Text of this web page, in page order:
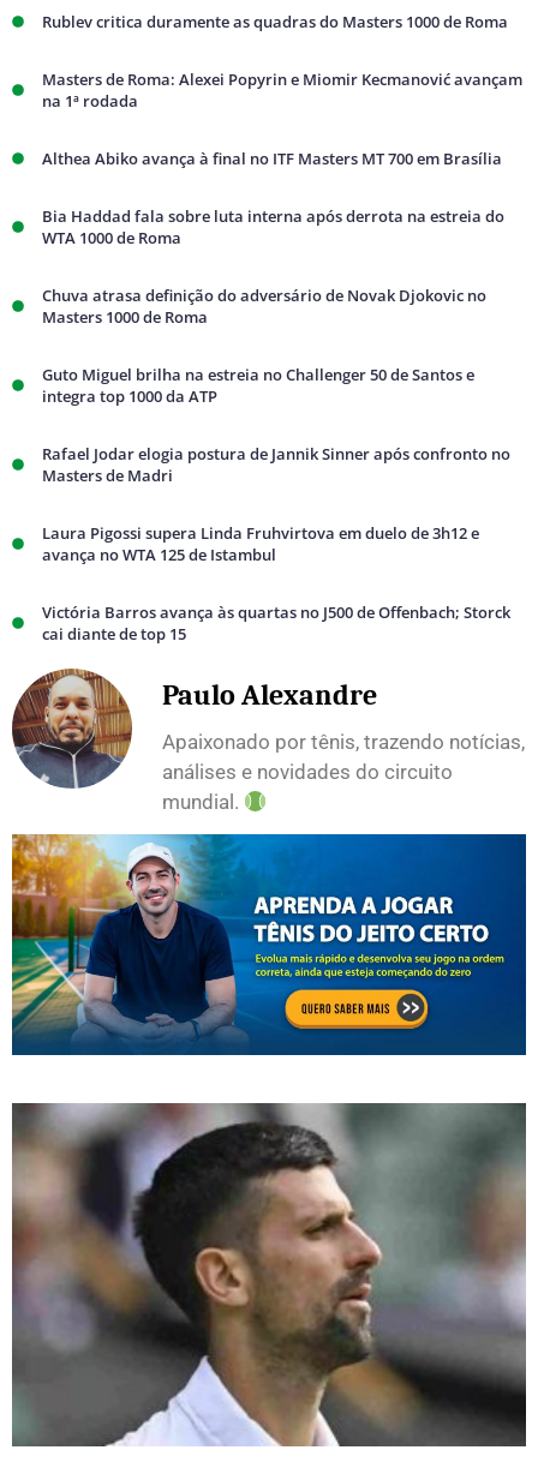
Rublev critica duramente as quadras do Masters 1000 de Roma
Masters de Roma: Alexei Popyrin e Miomir Kecmanović avançam
na 1ª rodada
Althea Abiko avança à final no ITF Masters MT 700 em Brasília
Bia Haddad fala sobre luta interna após derrota na estreia do
WTA 1000 de Roma
Chuva atrasa definição do adversário de Novak Djokovic no
Masters 1000 de Roma
Guto Miguel brilha na estreia no Challenger 50 de Santos e
integra top 1000 da ATP
Rafael Jodar elogia postura de Jannik Sinner após confronto no
Masters de Madri
Laura Pigossi supera Linda Fruhvirtova em duelo de 3h12 e
avança no WTA 125 de Istambul
Victória Barros avança às quartas no J500 de Offenbach; Storck
cai diante de top 15
Paulo Alexandre
Apaixonado por tênis, trazendo notícias,
análises e novidades do circuito
mundial.